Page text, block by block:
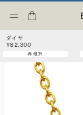
ダイヤ
¥82,300
再選択